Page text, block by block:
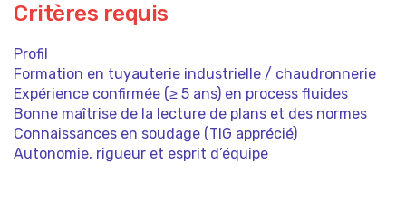
Critères requis
Profil
Formation en tuyauterie industrielle / chaudronnerie
Expérience confirmée (≥ 5 ans) en process fluides
Bonne maîtrise de la lecture de plans et des normes
Connaissances en soudage (TIG apprécié)
Autonomie, rigueur et esprit d’équipe